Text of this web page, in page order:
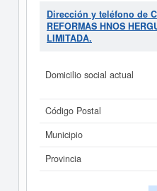
Dirección y teléfono de
REFORMAS HNOS
LIMITADA.
Domicilio social actual
Código Postal
Municipio
Provincia